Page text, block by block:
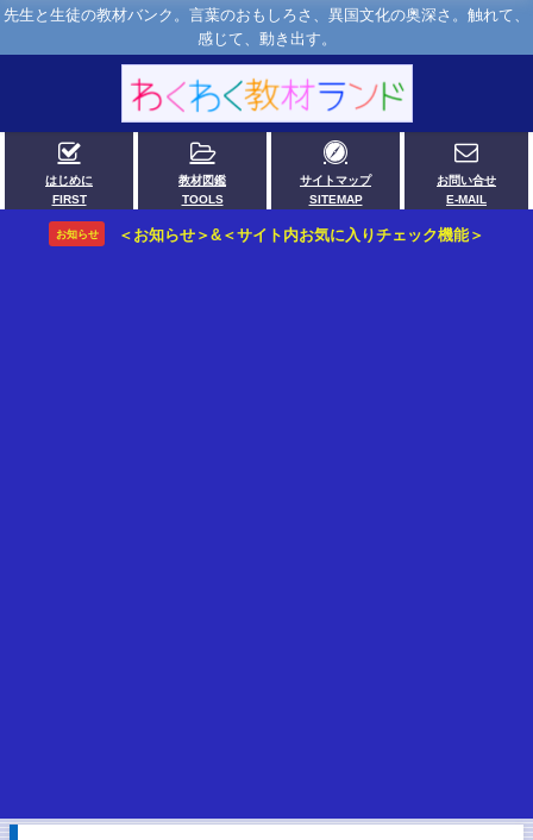
先生と生徒の教材バンク。言葉のおもしろさ、異国文化の奥深さ。触れて、
感じて、動き出す。
はじめに
FIRST
教材図鑑
TOOLS
サイトマップ
SITEMAP
お問い合せ
E-MAIL
お知らせ ＜お知らせ＞&＜サイト内お気に入りチェック機能＞